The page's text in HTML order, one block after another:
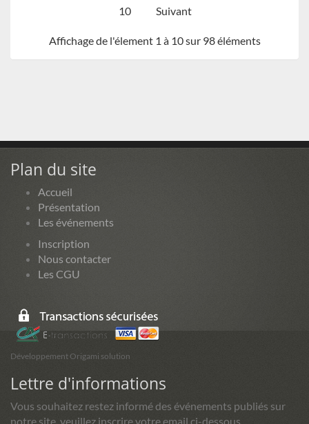
10 Suivant
Affichage de l'élement 1 à 10 sur 98 éléments
Plan du site
Accueil
Présentation
Les événements
Inscription
Nous contacter
Les CGU
Développement Origami solution
Lettre d'informations
Vous souhaitez restez informé des événements publiés sur
notre site, veuillez inscrire votre email ci-dessous.